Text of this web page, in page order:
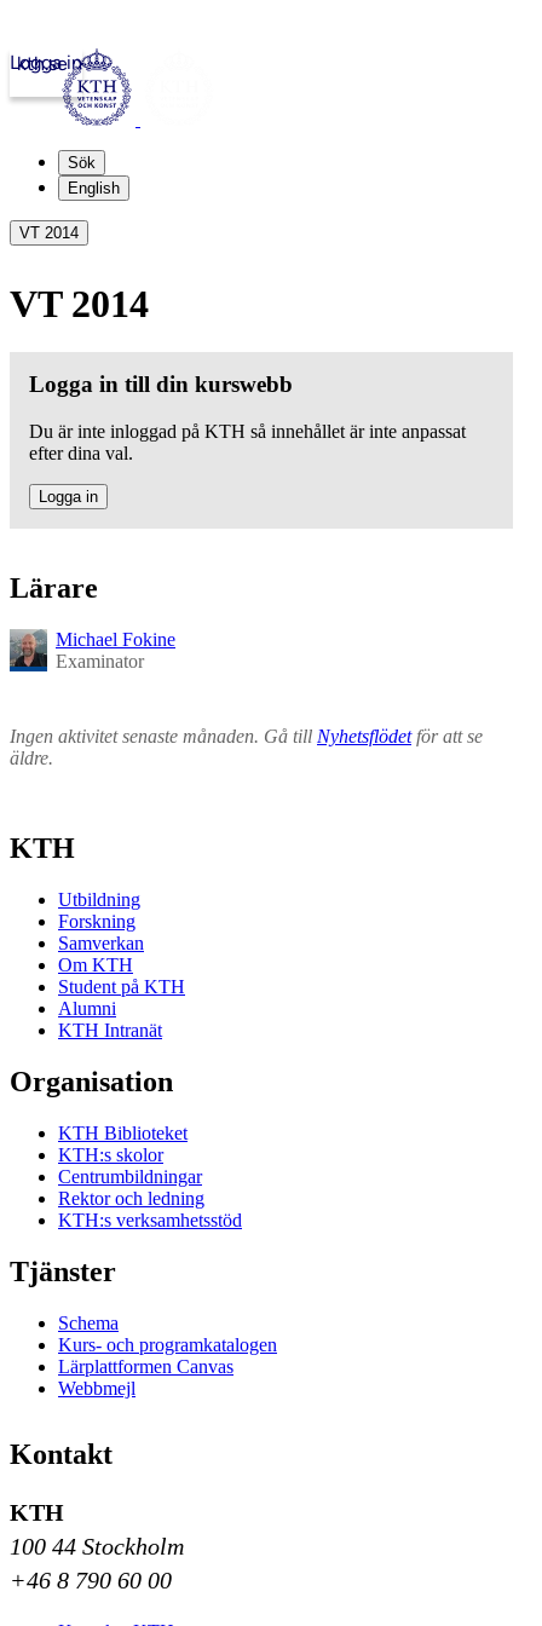
kth.se
Logga in
Sök
English
VT 2014
VT 2014
Logga in till din kurswebb
Du är inte inloggad på KTH så innehållet är inte anpassat
efter dina val.
Logga in
Lärare
Michael Fokine
Examinator
Ingen aktivitet senaste månaden. Gå till Nyhetsflödetför att se
äldre.
KTH
Utbildning
Forskning
Samverkan
Om KTH
Student på KTH
Alumni
KTH Intranät
Organisation
KTH Biblioteket
KTH:s skolor
Centrumbildningar
Rektor och ledning
KTH:s verksamhetsstöd
Tjänster
Schema
Kurs- och programkatalogen
Lärplattformen Canvas
Webbmejl
Kontakt
KTH
100 44 Stockholm
+46 8 790 60 00